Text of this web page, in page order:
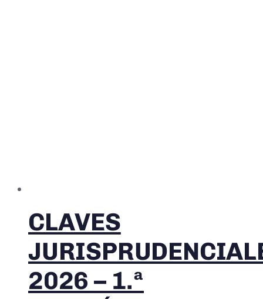
CLAVES
2026 – 1.ª